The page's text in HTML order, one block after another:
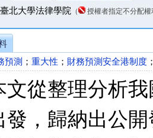
北大學法律學院 （ 授權者指定不分配
預測 ； 重大性 ； 財務預測安全港制度
文從整理分析
發，歸納出公